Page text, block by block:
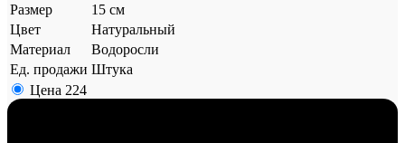
Размер
15 см
Цвет
Натуральный
Материал
Водоросли
Ед. продажи Штука
Цена 224